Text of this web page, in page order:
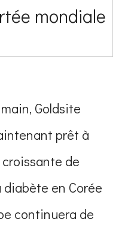
mondiale
Goldsite
prêt à
de
en Corée
continuera de